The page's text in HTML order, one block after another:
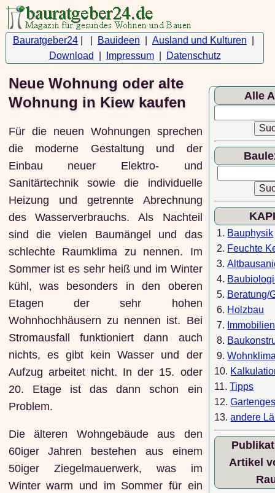
Bauratgeber24 Bauideen Ausland und Kulturen
Download
Impressum| Datenschutz
Neue Wohnung oder alte
Wohnung in Kiew kaufen
Für die neuen Wohnungen sprechen
die moderne Gestaltung und der
Einbau neuer Elektro- und
Sanitärtechnik sowie die individuelle
Heizung und getrennte Abrechnung
des Wasserverbrauchs. Als Nachteil
sind die vielen Baumängel und das
schlechte Raumklima zu nennen. Im
Sommer ist es sehr heiß und im Winter
kühl, was besonders in den oberen
Etagen der sehr hohen
Wohnhochhäusern zu nennen ist. Bei
Stromausfall funktioniert dann auch
nichts, es gibt kein Wasser und der
Aufzug arbeitet nicht. In der 15. oder
20. Etage ist das dann schon ein
Problem.
Die älteren Wohngebäude aus den
60iger Jahren bestehen aus einem
50iger Ziegelmauerwerk, was im
Winter warm und im Sommer für ein
Alle
1. Bauphysik
2. Feuchte
3.
4.
5. Beratung/
6. Holzbau
7. Immobilien
8.
9.
10.
11.Tipps
12.
13.andere
Artikel